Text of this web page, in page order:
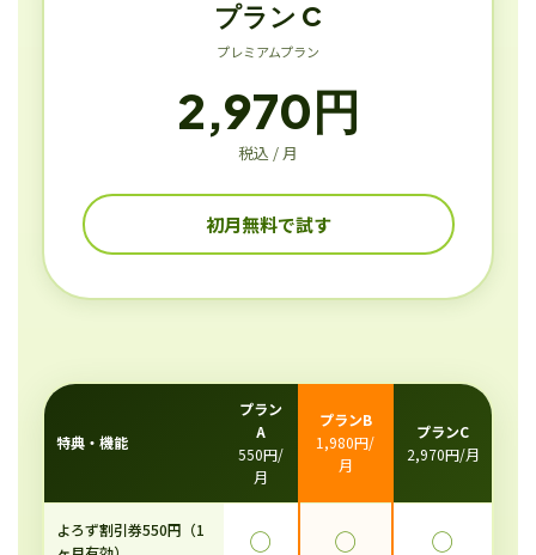
プラン C
プレミアムプラン
2,970円
税込 / 月
初月無料で試す
特典・機能
プラン
A
550円/
月
プランB
1,980円/
月
プランC
2,970円/月
よろず割引券550円（1
◯ ◯ ◯